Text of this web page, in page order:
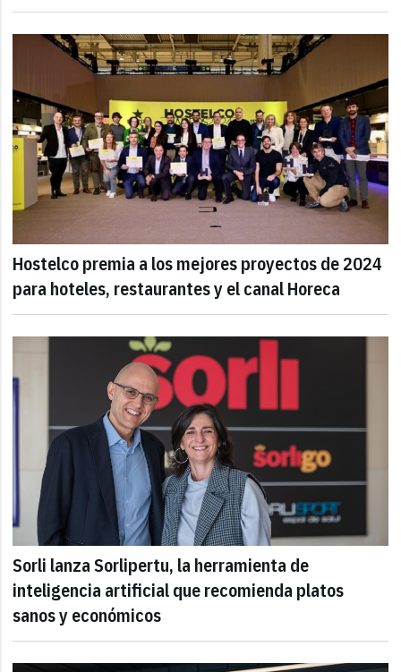
Hostelco premia a los mejores proyectos de 2024
para hoteles, restaurantes y el canal Horeca
Sorli lanza Sorlipertu, la herramienta de
inteligencia artificial que recomienda platos
sanos y económicos